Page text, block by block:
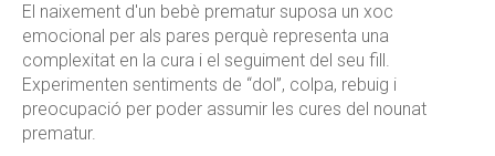
El naixement d'un bebè prematur suposa un xoc
emocional per als pares perquè representa una
complexitat en la cura i el seguiment del seu fill.
Experimenten sentiments de “dol”, colpa, rebuig i
preocupació per poder assumir les cures del nounat
prematur.